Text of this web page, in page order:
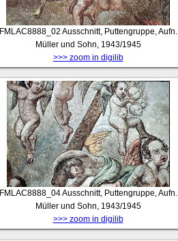
FMLAC8888_02 Ausschnitt, Puttengruppe, Aufn.
Müller und Sohn, 1943/1945
>>> zoom in digilib
FMLAC8888_04Ausschnitt, Puttengruppe, Aufn.
Müller und Sohn, 1943/1945
>>> zoom in digilib